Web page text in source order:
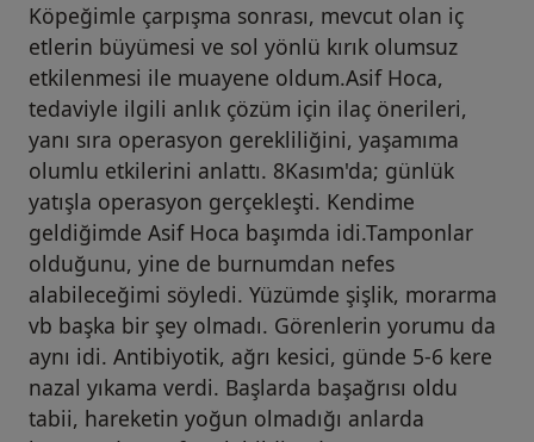
Köpeğimle çarpışma sonrası, mevcut olan iç
etlerin büyümesi ve sol yönlü kırık olumsuz
etkilenmesi ile muayene oldum.Asif Hoca,
tedaviyle ilgili anlık çözüm için ilaç önerileri,
yanı sıra operasyon gerekliliğini, yaşamıma
olumlu etkilerini anlattı. 8Kasım'da; günlük
yatışla operasyon gerçekleşti. Kendime
geldiğimde Asif Hoca başımda idi.Tamponlar
olduğunu, yine de burnumdan nefes
alabileceğimi söyledi. Yüzümde şişlik, morarma
vb başka bir şey olmadı. Görenlerin yorumu da
aynı idi. Antibiyotik, ağrı kesici, günde 5-6 kere
nazal yıkama verdi. Başlarda başağrısı oldu
tabii, hareketin yoğun olmadığı anlarda